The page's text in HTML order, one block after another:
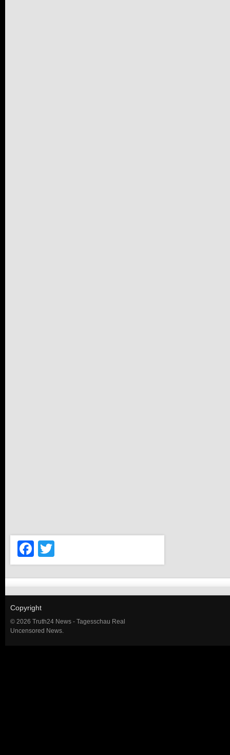
Facebook
Copyright
© 2026 Truth24 News - Tagesschau Real
Uncensored News.